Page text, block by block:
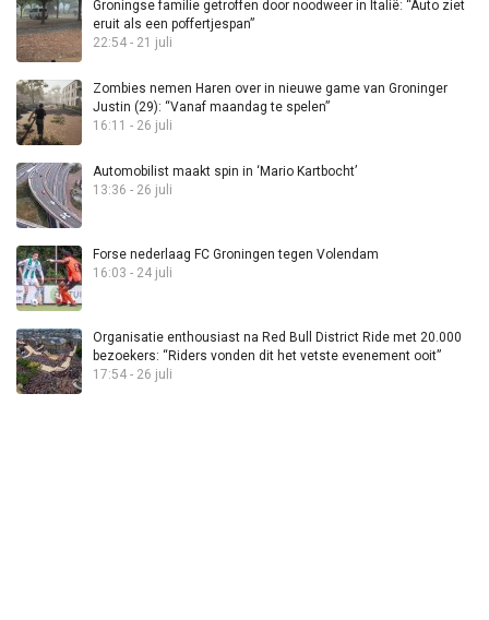
Groningse familie getroffen door noodweer in Italië: “Auto ziet
eruit als een poffertjespan”
22:54 - 21 juli
Zombies nemen Haren over in nieuwe game van Groninger
Justin (29): “Vanaf maandag te spelen”
16:11 - 26 juli
Automobilist maakt spin in ‘Mario Kartbocht’
13:36 - 26 juli
Forse nederlaag FC Groningen tegen Volendam
16:03 - 24 juli
Organisatie enthousiast na Red Bull District Ride met 20.000
bezoekers: “Riders vonden dit het vetste evenement ooit”
17:54 - 26 juli